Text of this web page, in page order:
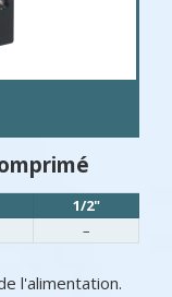
1/2"
–
l'alimentation.